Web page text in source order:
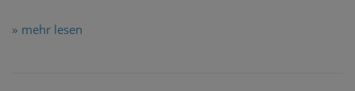
» mehr lesen